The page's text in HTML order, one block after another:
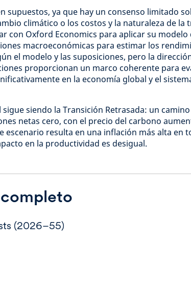
supuestos, ya que hay un consenso limitado
climático o los costos y la naturaleza de la
con Oxford Economics para aplicar su modelo
macroeconómicas para estimar los
el modelo y las suposiciones, pero la
proporcionan un marco coherente para
en la economía global y el
siendo la Transición Retrasada: un camino
netas cero, con el precio del carbono
escenario resulta en una inflación más alta en
en la productividad es desigual.
(2026–55)